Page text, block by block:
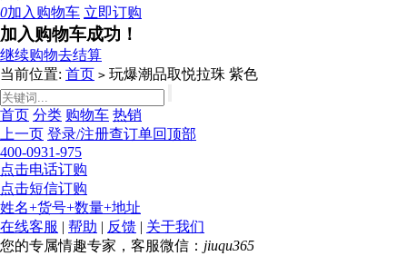
0加入购物车 立即订购
加入购物车成功！
继续购物去结算
当前位置: 首页 > 玩爆潮品取悦拉珠 紫色
首页 分类 购物车 热销
上一页 登录/注册查订单回顶部
400-0931-975
点击电话订购
点击短信订购
姓名+货号+数量+地址
在线客服 | 帮助 | 反馈 | 关于我们
您的专属情趣专家，客服微信： jiuqu365